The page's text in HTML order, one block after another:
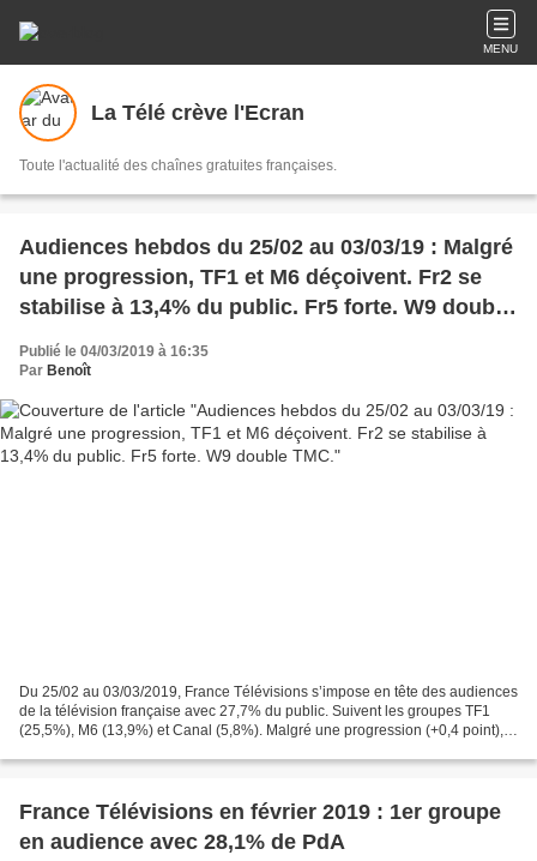
MENU
La Télé crève l'Ecran
Toute l'actualité des chaînes gratuites françaises.
Audiences hebdos du 25/02 au 03/03/19 : Malgré
une progression, TF1 et M6 déçoivent. Fr2 se
stabilise à 13,4% du public. Fr5 forte. W9 double
TMC.
Publié le 04/03/2019 à 16:35
Par Benoît
Du 25/02 au 03/03/2019, France Télévisions s’impose en tête des audiences
de la télévision française avec 27,7% du public. Suivent les groupes TF1
(25,5%), M6 (13,9%) et Canal (5,8%). Malgré une progression (+0,4 point),
France Télévisions en février 2019 : 1er groupe
en audience avec 28,1% de PdA